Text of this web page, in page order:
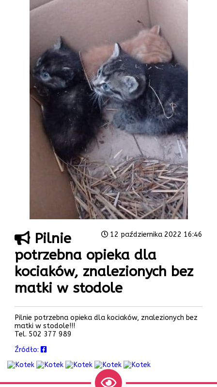
12 października 2022 16:46
Pilnie
potrzebna opieka dla
kociaków, znalezionych bez
matki w stodole
Pilnie potrzebna opieka dla kociaków, znalezionych bez
matki w stodole!!!
Tel. 502 377 989
Źródło: